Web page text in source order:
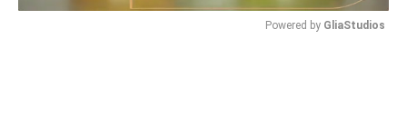
Powered by GliaStudios